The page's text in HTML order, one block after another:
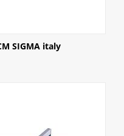
SIGMA italy